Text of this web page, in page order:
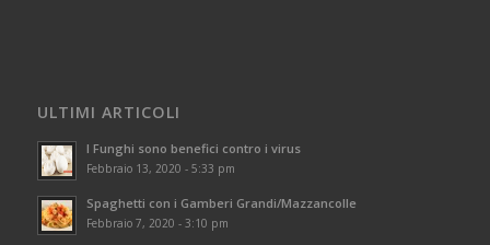
ULTIMI ARTICOLI
I Funghi sono benefici contro i virus
Febbraio 13, 2020 - 5:33 pm
Spaghetti con i Gamberi Grandi/Mazzancolle
Febbraio 7, 2020 - 3:10 pm